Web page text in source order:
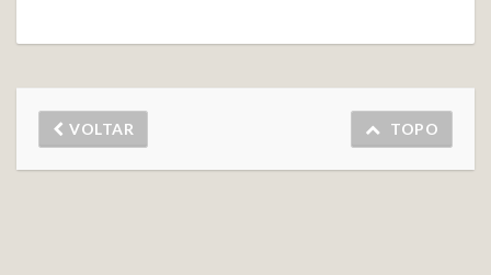
VOLTAR TOPO